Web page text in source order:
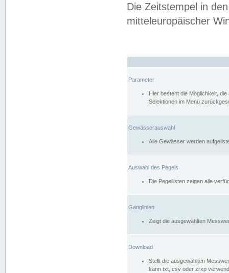
Die Zeitstempel in
mitteleuropäischer
Parameter
Hier besteht die Möglichkeit,
Selektionen im Menü
Gewässerauswahl
Alle Gewässer werden
Auswahl des Pegels
Die Pegellisten zeigen alle
Ganglinien
Zeigt die ausgewählten
Download
Stellt die ausgewählten
kann txt, csv oder zrxp